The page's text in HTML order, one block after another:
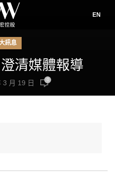
EN
訊息
清媒體報導
3 月 19 日 0